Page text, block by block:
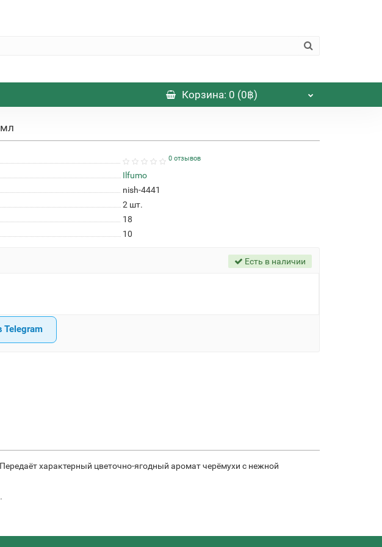
Корзина: 0 (0฿)
0 отзывов
Ilfumo
nish-4441
2шт.
18
10
Есть в наличии
Telegram
характерный цветочно-ягодный аромат черёмухи с нежной